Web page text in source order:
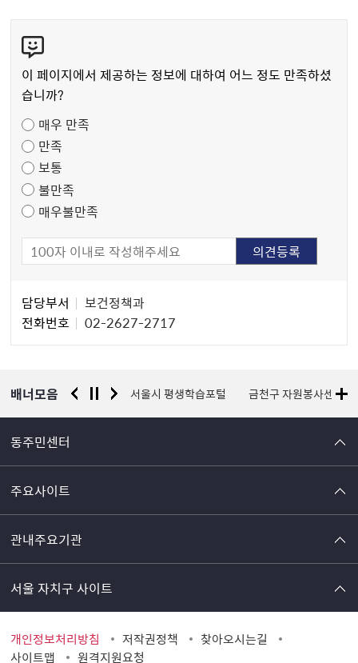
텐
츠
만
도
조
사
이 페이지에서 제공하는 정보에 대하여 어느 정도 만족하셨
습니까?
매우 만족
만족
보통
불만족
매우불만족
자
담당부서
보건정책과
전화번호
02-2627-2717
배너모음
경찰청 유실물 통합포털 서울시 평생학습포털 금천구 자원봉사센터
동주민센터
주요사이트
관내주요기관
서울 자치구 사이트
개인정보처리방침 저작권정책
찾아오시는길
사이트맵
원격지원요청